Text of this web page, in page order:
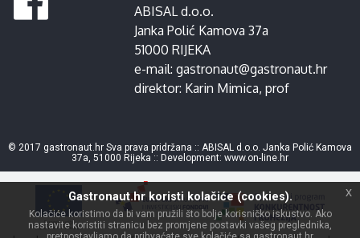
ABISAL d.o.o.
Janka Polić Kamova 37a
51000 RIJEKA
e-mail: gastronaut@gastronaut.hr
direktor: Karin Mimica, prof
© 2017 gastronaut.hr Sva prava pridržana :: ABISAL d.o.o. Janka Polić Kamova
37a, 51000 Rijeka :: Development: www.on-line.hr
Gastronaut.hr koristi kolačiće (cookies).
Kolačiće koristimo da bi vam pružili što bolje korisničko iskustvo. Ako
nastavite koristiti stranicu bez promjene postavki vašeg preglednika,
x